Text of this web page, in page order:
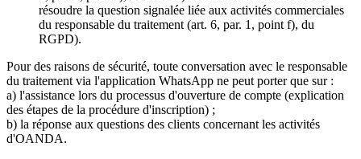
résoudre la question signalée liée aux activités commerciales
du responsable du traitement (art. 6, par. 1, point f), du
RGPD).
Pour des raisons de sécurité, toute conversation avec le responsable
du traitement via l'application WhatsApp ne peut porter que sur :
a) l'assistance lors du processus d'ouverture de compte (explication
des étapes de la procédure d'inscription) ;
b) la réponse aux questions des clients concernant les activités
d'OANDA.